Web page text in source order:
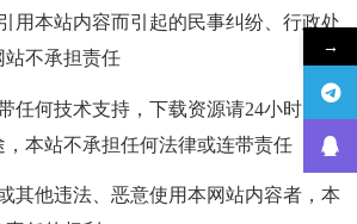
用本站内容而引起的民事纠纷、行政处
站不承担责任
任何技术支持，下载资源请24小时内删
，本站不承担任何法律或连带责任
其他违法、恶意使用本网站内容者，本
→